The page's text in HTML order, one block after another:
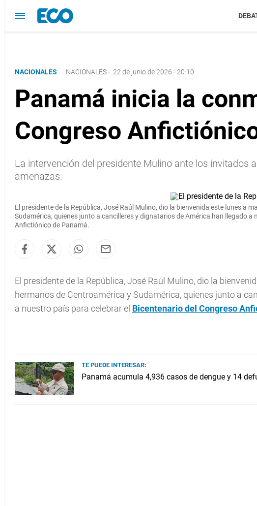
NACIONALES NACIONALES- 22 de junio de 2026 - 20:10
Panamá inicia la
Congreso
La intervención del presidente Mulino ante los
amenazas.
El presidente de la República, José Raúl Mulino, dio la bienvenida este lunes a
Sudamérica, quienes junto a cancilleres y dignatarios de América han llegado a
Anfictiónico de Panamá.
El presidente de la República, José Raúl Mulino, dio la
hermanos de Centroamérica y Sudamérica, quienes junto a
a nuestro país para celebrar el Bicentenario del Congreso
TE PUEDE INTERESAR:
Panamá acumula 4,936 casos de dengue y 14